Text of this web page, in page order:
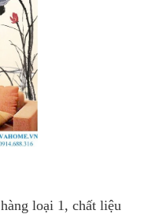
hàng loại 1, chất liệu